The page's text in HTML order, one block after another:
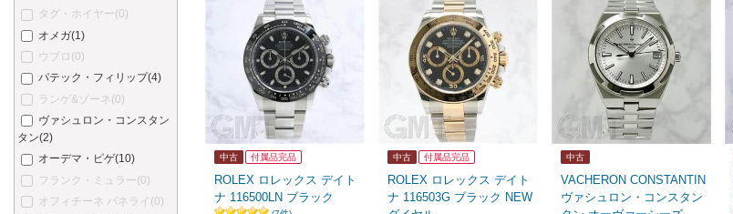
タグ・ホイヤー(0)
オメガ(1)
ウブロ (0)
パテック・フィリップ(4)
ランゲ&ゾーネ (0)
ヴァシュロン・コンスタン
タン(2)
オーデマ・ピゲ(10)
フランク・ミュラー(0)
オフィチーネ パネライ (0)
中古 付属品完品
ROLEX ロレックス デイト
ナ 116500LN ブラック
中古 付属品完品
ROLEX ロレックス デイト
ナ 116503G ブラック NEW
中古
VACHERON CONSTANTIN
ヴァシュロン・コンスタン